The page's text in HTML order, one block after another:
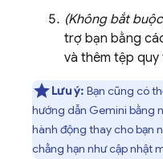
(Không bắt
trợ bạn bằng
và thêm tệp quy
Lưu ý: Bạn cũng có
hướng dẫn Gemini bằng
hành động thay cho bạn
chẳng hạn như cập nhật